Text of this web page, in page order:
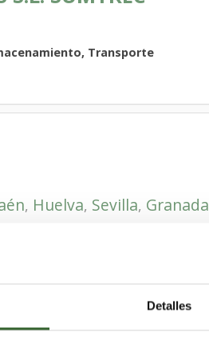
Detalles
Transporte
, Huelva, Sevilla, Granada
Clasificación, equipos de
peligroso y no peligroso,
Retirada, transporte y gestión
Equipos Electronicos,